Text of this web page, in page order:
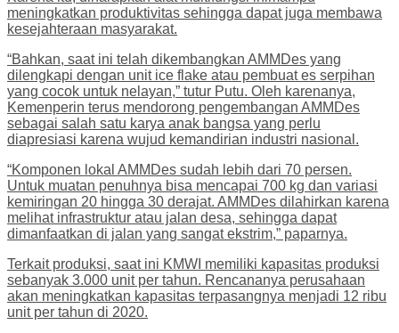
meningkatkan produktivitas sehingga dapat juga membawa
kesejahteraan masyarakat.
“Bahkan, saat ini telah dikembangkan AMMDes yang
dilengkapi dengan unit ice flake atau pembuat es serpihan
yang cocok untuk nelayan,” tutur Putu. Oleh karenanya,
Kemenperin terus mendorong pengembangan AMMDes
sebagai salah satu karya anak bangsa yang perlu
diapresiasi karena wujud kemandirian industri nasional.
“Komponen lokal AMMDes sudah lebih dari 70 persen.
Untuk muatan penuhnya bisa mencapai 700 kg dan variasi
kemiringan 20 hingga 30 derajat. AMMDes dilahirkan karena
melihat infrastruktur atau jalan desa, sehingga dapat
dimanfaatkan di jalan yang sangat ekstrim,” paparnya.
Terkait produksi, saat ini KMWI memiliki kapasitas produksi
sebanyak 3.000 unit per tahun. Rencananya perusahaan
akan meningkatkan kapasitas terpasangnya menjadi 12 ribu
unit per tahun di 2020.